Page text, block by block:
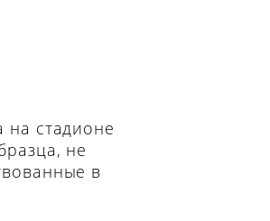
на стадионе
не
в